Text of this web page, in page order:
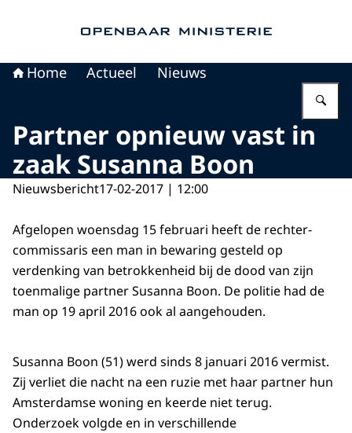
Home Actueel Nieuws
Partner opnieuw vast in
zaak Susanna Boon
Nieuwsbericht17-02-2017 | 12:00
Afgelopen woensdag 15 februari heeft de rechter-
commissaris een man in bewaring gesteld op
verdenking van betrokkenheid bij de dood van zijn
toenmalige partner Susanna Boon. De politie had de
man op 19 april 2016 ook al aangehouden.
Susanna Boon (51) werd sinds 8 januari 2016 vermist.
Zij verliet die nacht na een ruzie met haar partner hun
Amsterdamse woning en keerde niet terug.
Onderzoek volgde en in verschillende